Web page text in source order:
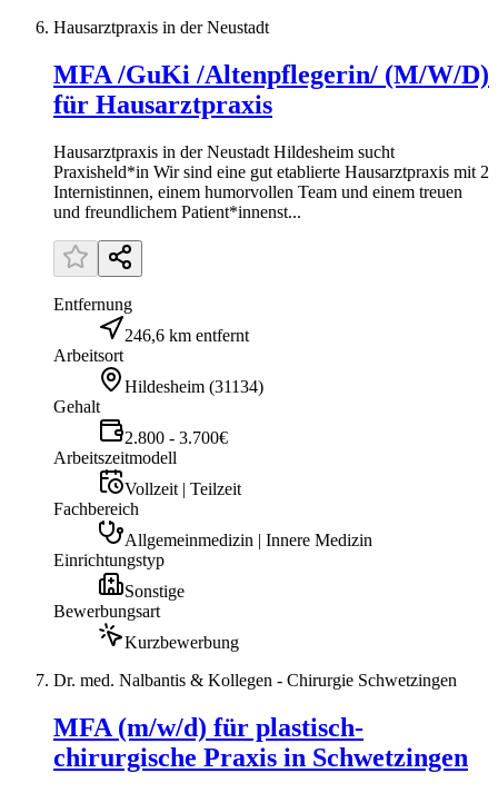
Hausarztpraxis in der Neustadt
MFA /GuKi /Altenpflegerin/ (M/W/D)
für Hausarztpraxis
Hausarztpraxis in der Neustadt Hildesheim sucht
Praxisheld*in Wir sind eine gut etablierte Hausarztpraxis mit 2
Internistinnen, einem humorvollen Team und einem treuen
und freundlichem Patient*innenst...
Entfernung
246,6 km entfernt
Arbeitsort
Hildesheim (31134)
Gehalt
2.800 - 3.700€
Arbeitszeitmodell
Vollzeit | Teilzeit
Fachbereich
Allgemeinmedizin | Innere Medizin
Einrichtungstyp
Sonstige
Bewerbungsart
Kurzbewerbung
Dr. med. Nalbantis & Kollegen - Chirurgie Schwetzingen
MFA (m/w/d) für plastisch-
chirurgische Praxis in Schwetzingen